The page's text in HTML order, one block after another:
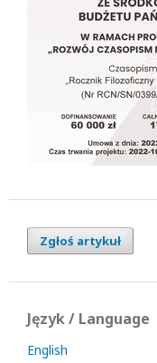
Zgłoś artykuł
Język / Language
English